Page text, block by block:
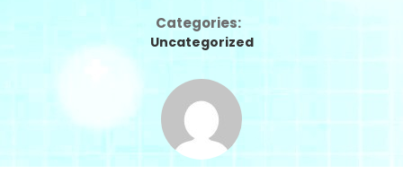
Categories:
Uncategorized